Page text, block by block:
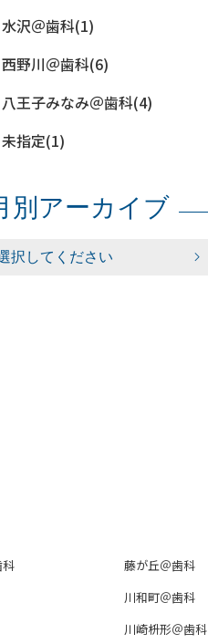
水沢＠歯科(1)
西野川＠歯科(6)
八王子みなみ＠歯科(4)
未指定(1)
別アーカイブ
藤が丘＠歯科
川和町＠歯科
川崎枡形＠歯科